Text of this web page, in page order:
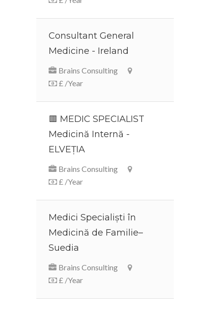
Consultant General
Medicine - Ireland
Brains Consulting
£ /Year
🟥 MEDIC SPECIALIST
Medicină Internă -
ELVEȚIA
Brains Consulting
£ /Year
Medici Specialiști în
Medicină de Familie–
Suedia
Brains Consulting
£ /Year